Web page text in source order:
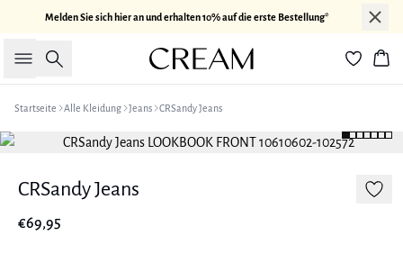
Melden Sie sich hier an und erhalten 10% auf die erste Bestellung*
Suche
Startseite Alle Kleidung Jeans CRSandy Jeans
CRSandy Jeans
€69,95